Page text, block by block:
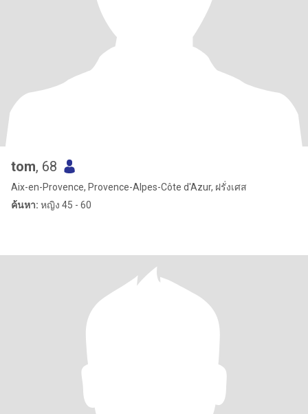
tom, 68
Aix-en-Provence, Provence-Alpes-Côte d'Azur, ฝรั่งเศส
ค้นหา: หญิง 45 - 60